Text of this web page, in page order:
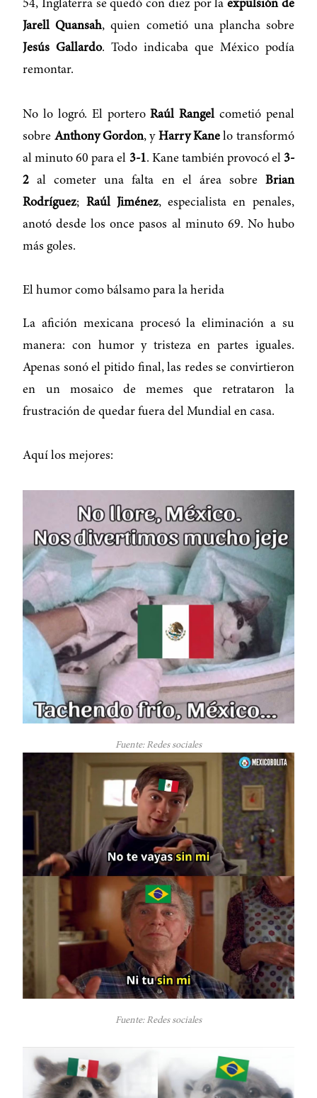
54, Inglaterra se quedó con diez por la expulsión de
Jarell Quansah, quien cometió una plancha sobre
Jesús Gallardo. Todo indicaba que México podía
remontar.
No lo logró. El porteroRaúl Rangel cometió penal
sobre Anthony Gordon, y Harry Kane lo transformó
al minuto 60 para el 3-1. Kane también provocó el 3-
2 al cometer una falta en el área sobre Brian
Rodríguez; Raúl Jiménez, especialista en penales,
anotó desde los once pasos al minuto 69. No hubo
más goles.
El humor como bálsamo para la herida
La afición mexicana procesó la eliminación a su
manera: con humor y tristeza en partes iguales.
Apenas sonó el pitido final, las redes se convirtieron
en un mosaico de memes que retrataron la
frustración de quedar fuera del Mundial en casa.
Aquí los mejores:
Fuente: Redes sociales
Fuente: Redes sociales